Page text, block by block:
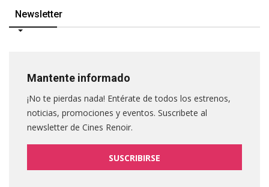
Newsletter
Mantente informado
¡No te pierdas nada! Entérate de todos los estrenos,
noticias, promociones y eventos. Suscribete al
newsletter de Cines Renoir.
SUSCRIBIRSE